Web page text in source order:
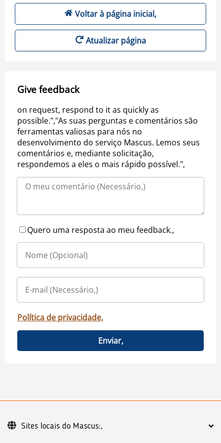
Voltar à página inicial,
Atualizar página
Give feedback
on request, respond to it as quickly as
possible.","As suas perguntas e comentários são
ferramentas valiosas para nós no
desenvolvimento do serviço Mascus. Lemos seus
comentários e, mediante solicitação,
respondemos a eles o mais rápido possível.",
Quero uma resposta ao meu feedback.,
Política de privacidade,
Enviar,
Sites locais do Mascus:,